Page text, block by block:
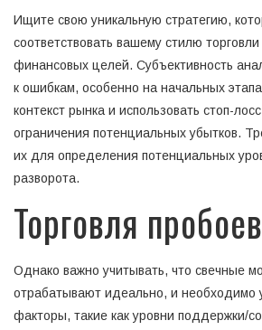
Ищите свою уникальную стратегию,
соответствовать вашему стилю
финансовых целей. Субъективность
к ошибкам, особенно на начальных
контекст рынка и использовать стоп-
ограничения потенциальных убытков.
их для определения потенциальных
разворота.
Торговля пробоев
Однако важно учитывать, что свечные
отрабатывают идеально, и необходимо
факторы, такие как уровни поддержки/